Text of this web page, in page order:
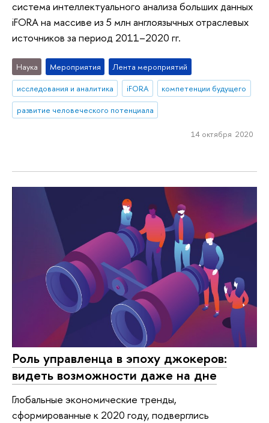
система интеллектуального анализа больших данных
iFORA на массиве из 5 млн англоязычных отраслевых
источников за период 2011–2020 гг.
Наука Мероприятия
Лента мероприятий
исследования и аналитика
iFORA
компетенции будущего
развитие человеческого потенциала
14 октября 2020
Роль управленца в эпоху джокеров:
видеть возможности даже на дне
Глобальные экономические тренды,
сформированные к 2020 году, подверглись